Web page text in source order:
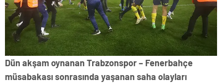
Dün akşam oynanan Trabzonspor – Fenerbahçe
müsabakası sonrasında yaşanan saha olayları